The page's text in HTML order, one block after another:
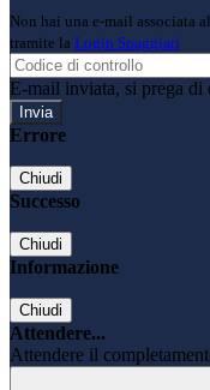
Non hai una e-mail associata
tramite la Login Spaggiari
E-mail inviata, si prega di
Errore
Chiudi
Successo
Chiudi
Informazione
Chiudi
Attendere...
Attendere il